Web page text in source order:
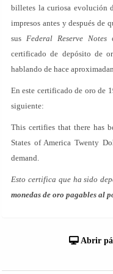
billetes la curiosa evolución
impresos antes y después de
sus Federal Reserve Notes
certificado de depósito de
hablando de hace
En este certificado de oro de
siguiente:
This certifies that there has
States of America Twenty
demand.
Esto certifica que ha sido
monedas de oro pagables al
Abrir